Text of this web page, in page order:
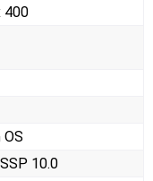
400
OS
10.0